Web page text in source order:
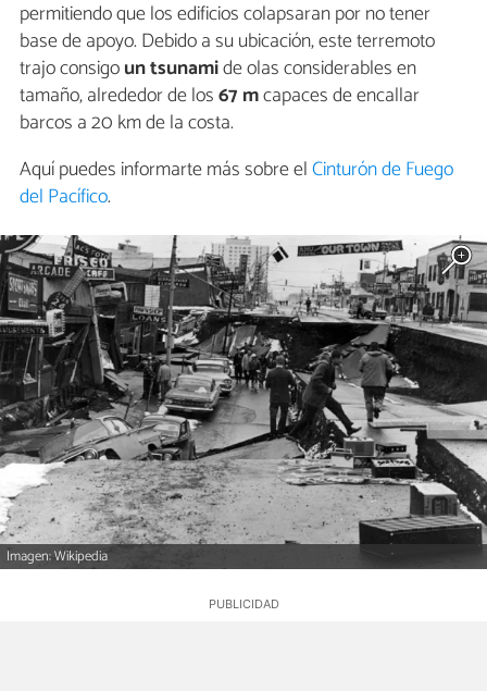
permitiendo que los edificios colapsaran por no tener
base de apoyo. Debido a su ubicación, este terremoto
trajo consigoun tsunamide olas considerables en
tamaño, alrededor de los67 mcapaces de encallar
barcos a 20 km de la costa.
Aquí puedes informarte más sobre elCinturón de Fuego
del Pacífico.
Imagen: Wikipedia